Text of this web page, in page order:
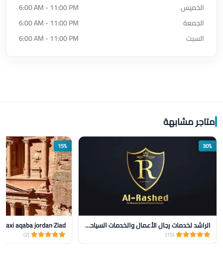
الخميس
6:00 AM - 11:00 PM
الجمعة
6:00 AM - 11:00 PM
السبت
6:00 AM - 11:00 PM
متاجر مشابهة
30%
الراشد لخدمات رجال الأعمال والخدمات السياحيه
(15)
15%
Taxi aqaba jordan Ziad‏
(2)